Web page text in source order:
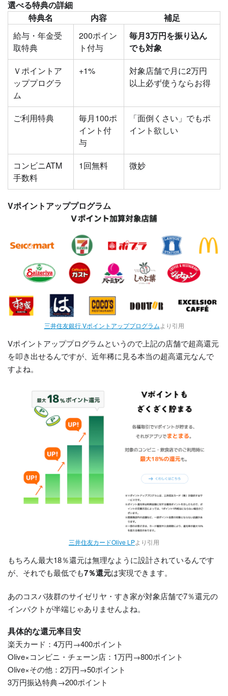
選べる特典の詳細
特典名
内容
補足
給与・年金受
取特典
200ポイン
ト付与
毎月3万円を振り込ん
でも対象
Ｖポイントア
ッププログラ
ム
+1%
対象店舗で月に2万円
以上必ず使うならお得
ご利用特典
毎月100ポ
イント付
与
「面倒くさい」でもポ
イント欲しい
コンビニATM
手数料
1回無料 微妙
Vポイントアッププログラム
三井住友銀行 Vポイントアッププログラムより引用
Vポイントアッププログラムというので上記の店舗で超高還元
を叩き出せるんですが、近年稀に見る本当の超高還元なんで
すよね。
三井住友カードOlive LPより引用
もちろん最大18％還元は無理なように設計されているんです
が、それでも最低でも7％還元は実現できます。
あのコスパ抜群のサイゼリヤ・すき家が対象店舗で7％還元の
インパクトが半端じゃありませんよね。
具体的な還元率目安
楽天カード：4万円→400ポイント
Olive×コンビニ・チェーン店：1万円→800ポイント
Olive×その他：2万円→50ポイント
3万円振込特典→200ポイント